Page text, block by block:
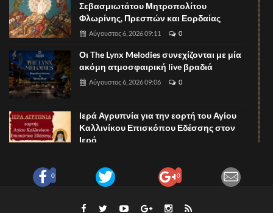
0 0
Σεβασμιωτάτου Μητροπολίτου
Φλωρίνης, Πρεσπών και Εορδαίας
Αύγουστος 6, 2026 09:11 0
Οι The Lynx Melodies συνεχίζονται με μία
ακόμη ατμοσφαιρική live βραδιά
Αύγουστος 6, 2026 09:06 0
Ιερά Αγρυπνία για την εορτή του Αγίου
Καλλινίκου Επισκόπου Εδέσσης στον
Ιερό
Pizza Night στο The Lynx Mountain Resort!